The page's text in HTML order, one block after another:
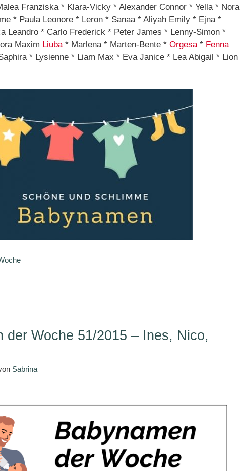
Franziska * Klara-Vicky * Alexander Connor * Yella * Nora
* Paula Leonore * Leron * Sanaa * Aliyah Emily * Ejna *
Leandro * Carlo Frederick * Peter James * Lenny-Simon *
Maxim Liuba * Marlena * Marten-Bente * Orgesa * Fenna
* Lysienne * Liam Max * Eva Janice * Lea Abigail * Lion
der Woche 51/2015 – Ines, Nico,
Sabrina